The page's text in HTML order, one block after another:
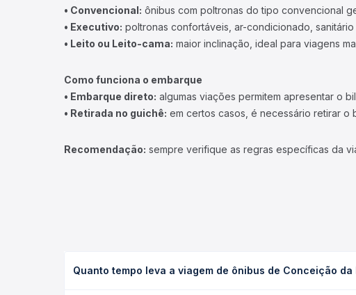
• Convencional: ônibus com poltronas do tipo convencional
• Executivo: poltronas confortáveis, ar-condicionado, sanitário
• Leito ou Leito-cama: maior inclinação, ideal para viagens
Como funciona o embarque
• Embarque direto: algumas viações permitem apresentar o
• Retirada no guichê: em certos casos, é necessário retirar o
Recomendação: sempre verifique as regras específicas da
Quanto tempo leva a viagem de ônibus de Conceição da